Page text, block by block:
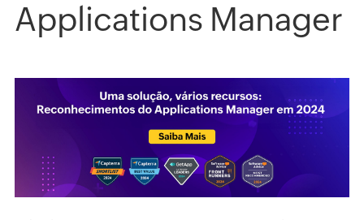
Applications Manager